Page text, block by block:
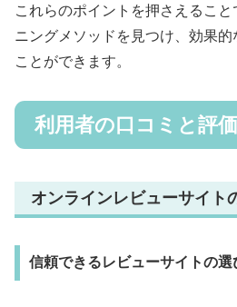
これらのポイントを押さえるこ
ニングメソッドを見つけ、効果
ことができます。
利用者の口コミと評価
オンラインレビューサイト
信頼できるレビューサイトの選